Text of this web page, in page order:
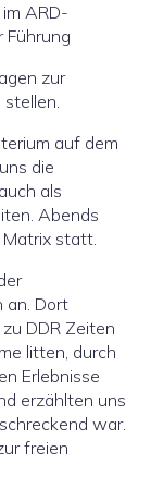
ARD-
zur
auf dem
die
als
Abends
statt.
an. Dort
DDR Zeiten
litten, durch
Erlebnisse
erzählten uns
war.
freien